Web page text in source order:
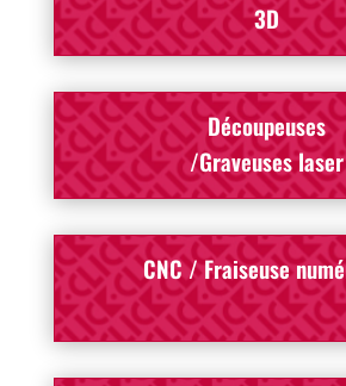
3D
Découpeuses
/Graveuses laser
CNC / Fraiseuse